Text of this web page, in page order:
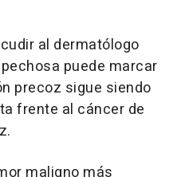
al dermatólogo
puede marcar
precoz sigue siendo
frente al cáncer de
maligno más